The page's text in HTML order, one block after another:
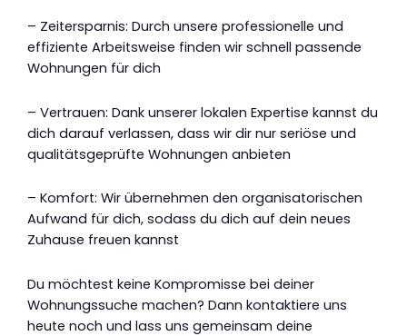
– Zeitersparnis: Durch unsere professionelle und
effiziente Arbeitsweise finden wir schnell passende
Wohnungen für dich
– Vertrauen: Dank unserer lokalen Expertise kannst du
dich darauf verlassen, dass wir dir nur seriöse und
qualitätsgeprüfte Wohnungen anbieten
– Komfort: Wir übernehmen den organisatorischen
Aufwand für dich, sodass du dich auf dein neues
Zuhause freuen kannst
Du möchtest keine Kompromisse bei deiner
Wohnungssuche machen? Dann kontaktiere uns
heute noch und lass uns gemeinsam deine